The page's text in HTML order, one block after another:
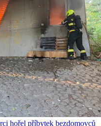
hořel příbytek bezdomovců